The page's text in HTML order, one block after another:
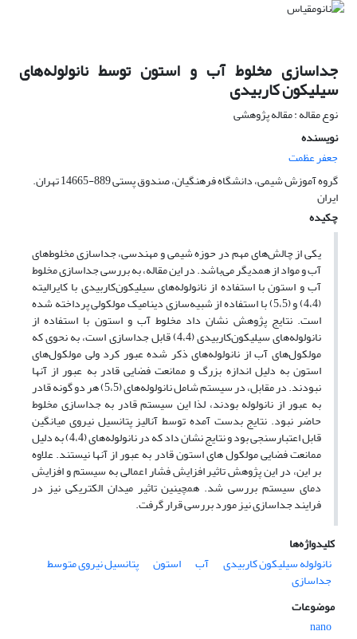
جداسازی مخلوط آب و استون توسط نانولوله‌های
سیلیکون کاربیدی
نوع مقاله : مقاله پژوهشی
نویسنده
جعفر عظمت
گروه آموزش شیمی، دانشگاه فرهنگیان، صندوق پستی 889-14665 تهران.
ایران
چکیده
یکی از چالش‌های مهم در حوزه شیمی و مهندسی، جداسازی مخلوط‌های
آب و مواد از همدیگر می‌باشد. در این مقاله، به بررسی جداسازی مخلوط
آب و استون با استفاده از نانولوله‌های سیلیکون‌کاربیدی با کایرالیته
(4،4) و (5،5) با استفاده از شبیه‌سازی دینامیک مولکولی پرداخته شده
است. نتایج پژوهش نشان داد مخلوط آب و استون با استفاده از
نانولوله‌های سیلیکون‌کاربیدی (4،4) قابل جداسازی است، به نحوی که
مولکول‌های آب از نانولوله‌های ذکر شده عبور کرد ولی مولکول‌های
استون به دلیل اندازه بزرگ و ممانعت فضایی قادر به عبور از آنها
نبودند. در مقابل، در سیستم شامل نانولوله‌های (5،5) هر دو گونه قادر
به عبور از نانولوله بودند، لذا این سیستم قادر به جداسازی مخلوط
حاضر نبود. نتایج بدست آمده توسط آنالیز پتانسیل نیروی میانگین
قابل اعتبارسنجی بود و نتایج نشان داد که در نانولوله‌های (4،4) به دلیل
ممانعت فضایی مولکول های استون قادر به عبور از آنها نیستند. علاوه
بر این، در این پژوهش تاثیر افزایش فشار اعمالی به سیستم و افزایش
دمای سیستم بررسی شد. همچینین تاثیر میدان الکتریکی نیز در
فرایند جداسازی نیز مورد بررسی قرار گرفت.
کلیدواژه‌ها
نانولوله سیلیکون کاربیدی
آب استون پتانسیل نیروی متوسط
جداسازی
موضوعات
nano